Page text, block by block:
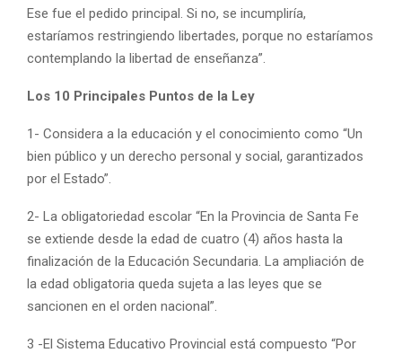
Ese fue el pedido principal. Si no, se incumpliría,
estaríamos restringiendo libertades, porque no estaríamos
contemplando la libertad de enseñanza”.
Los 10 Principales Puntos de la Ley
1- Considera a la educación y el conocimiento como “Un
bien público y un derecho personal y social, garantizados
por el Estado”.
2- La obligatoriedad escolar “En la Provincia de Santa Fe
se extiende desde la edad de cuatro (4) años hasta la
finalización de la Educación Secundaria. La ampliación de
la edad obligatoria queda sujeta a las leyes que se
sancionen en el orden nacional”.
3 -El Sistema Educativo Provincial está compuesto “Por